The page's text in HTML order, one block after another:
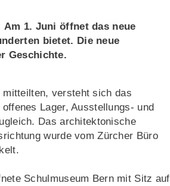
1. Juni öffnet das neue
bietet. Die neue
Geschichte.
mitteilten, versteht sich das
Lager, Ausstellungs- und
Das architektonische
wurde vom Zürcher Büro
Schulmuseum Bern mit Sitz auf